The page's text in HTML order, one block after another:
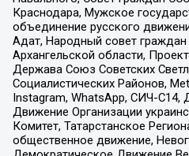
Краснодара, Мужское
объединение русского
Адат, Народный совет
Архангельской области,
Держава Союз Советских
Социалистических Районов,
Instagram, WhatsApp, СИЧ-С14,
Движение Организации
Комитет, Татарстанское
общественное движение,